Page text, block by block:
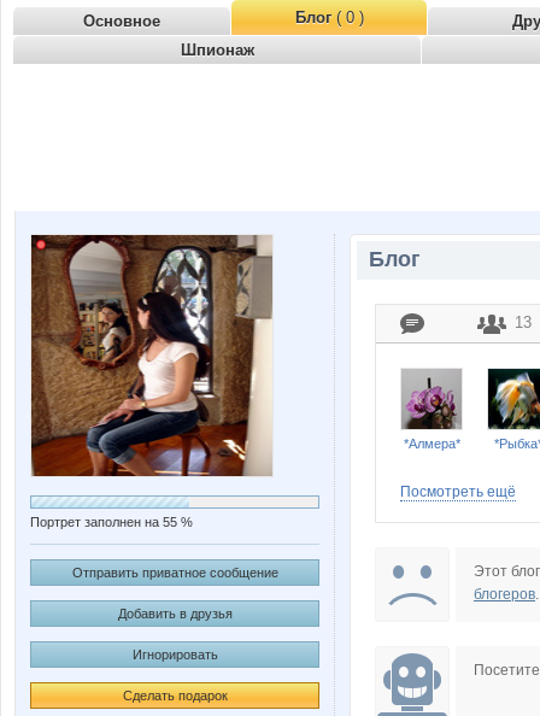
Основное Блог( 0 )
Шпионаж
Портрет заполнен на 55 %
Отправить приватное сообщение
Добавить в друзья
Игнорировать
Сделать подарок
Блог
13
*Алмера*
Посмотреть ещё
Этот
блогеров.